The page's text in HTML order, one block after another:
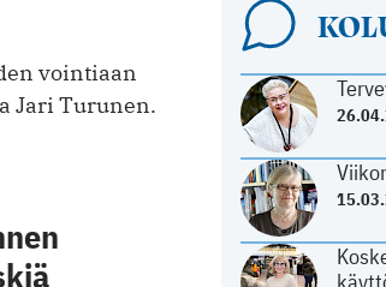
vointiaan
Jari Turunen.